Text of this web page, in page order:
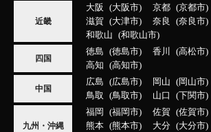
近畿
大阪 大阪市 京都 京都市
滋賀
大津市 奈良
奈良市
和歌山
和歌山市
四国
徳島 徳島市 香川 高松市
高知
高知市
中国
広島 広島市 岡山 岡山市
鳥取
鳥取市 山口 下関市
九州・沖縄
福岡 福岡市 佐賀 佐賀市
熊本
熊本市 大分 大分市